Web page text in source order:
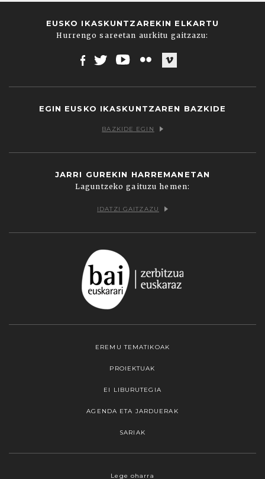
EUSKO IKASKUNTZAREKIN ELKARTU
Hurrengo sareetan aurkitu gaitzazu:
EGIN EUSKO IKASKUNTZAREN BAZKIDE
BAZKIDE EGIN
JARRI GUREKIN HARREMANETAN
Laguntzeko gaituzu hemen:
IDATZI GAITZAZU
EREMU TEMATIKOAK
PROIEKTUAK
EI LIBURUTEGIA
AGENDA ETA JARDUERAK
SARIAK
Lege oharra
Webgune honek cookieak erabiltzen ditu,